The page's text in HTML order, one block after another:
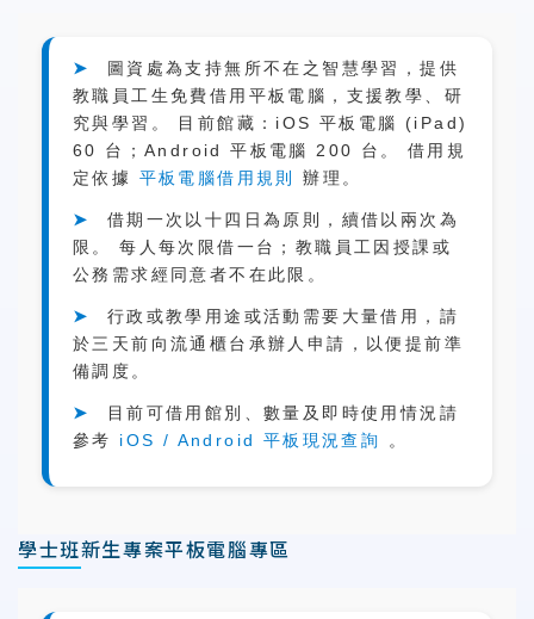
➤
圖資處為支持無所不在之智慧學習，提供
教職員工生免費借用平板電腦，支援教學、研
究與學習。 目前館藏：iOS 平板電腦 (iPad)
60 台；Android 平板電腦 200 台。 借用規
定依據 平板電腦借用規則 辦理。
➤
借期一次以十四日為原則，續借以兩次為
限。 每人每次限借一台；教職員工因授課或
公務需求經同意者不在此限。
➤
行政或教學用途或活動需要大量借用，請
於三天前向流通櫃台承辦人申請，以便提前準
備調度。
➤
目前可借用館別、數量及即時使用情況請
參考 iOS / Android 平板現況查詢 。
學士班新生專案平板電腦專區